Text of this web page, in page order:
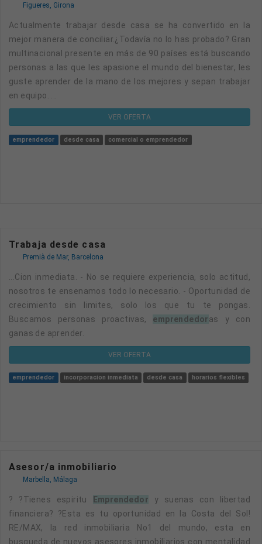
Figueres, Girona
Actualmente trabajar desde casa se ha convertido en la
mejor manera de conciliar.¿Todavía no lo has probado? Gran
multinacional presente en más de 90 países está buscando
personas a las que les apasione el mundo del bienestar, les
guste aprender de la mano de los mejores y sepan trabajar
en equipo. ...
VER OFERTA
emprendedor desde casa comercial o emprendedor
Trabaja desde casa
Premià de Mar, Barcelona
...cion inmediata. - No se requiere experiencia, solo actitud,
nosotros te ensenamos todo lo necesario. - Oportunidad de
crecimiento sin limites, solo los que tu te pongas.
Buscamos personas proactivas, emprendedoras y con
ganas de aprender.
VER OFERTA
emprendedor incorporacion inmediata desde casa horarios flexibles
Asesor/a inmobiliario
Marbella, Málaga
? ?Tienes espiritu emprendedor y suenas con libertad
financiera? ?Esta es tu oportunidad en la Costa del Sol!
RE/MAX, la red inmobiliaria No1 del mundo, esta en
busqueda de nuevos asesores inmobiliarios con mentalidad